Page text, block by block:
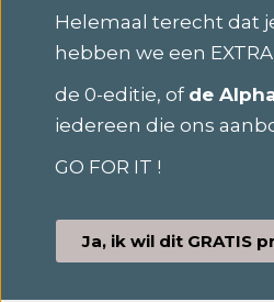
Helemaal terecht dat
hebben we een
de 0-editie, of de
iedereen die ons
GO FOR IT !
Ja, ik wil dit GRATIS